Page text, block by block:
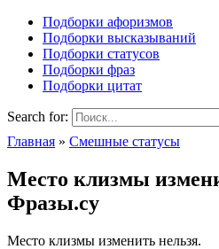
Подборки афоризмов
Подборки высказываний
Подборки статусов
Подборки фраз
Подборки цитат
Search for:
Главная » Смешные статусы
Место клизмы
Фразы.су
Место клизмы изменить нельзя.